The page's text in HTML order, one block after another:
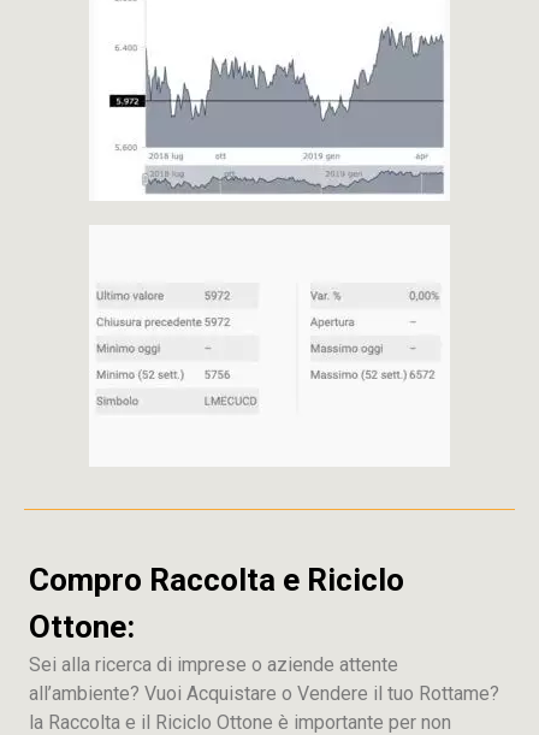
Compro Raccolta e Riciclo
Ottone:
Sei alla ricerca di imprese o aziende attente
all’ambiente? Vuoi Acquistare o Vendere il tuo Rottame?
la Raccolta e il Riciclo Ottone è importante per non